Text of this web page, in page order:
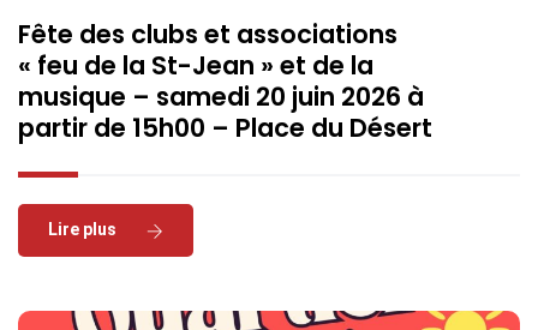
Fête des clubs et associations
« feu de la St-Jean » et de la
musique – samedi 20 juin 2026 à
partir de 15h00 – Place du Désert
Read More